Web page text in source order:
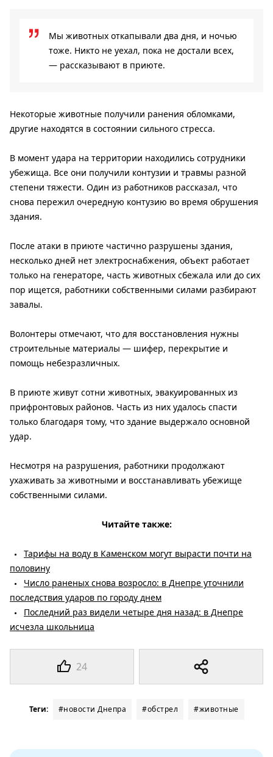
24
Мы животных откапывали два дня, и ночью
тоже. Никто не уехал, пока не достали всех,
— рассказывают в приюте.
Некоторые животные получили ранения обломками,
другие находятся в состоянии сильного стресса.
В момент удара на территории находились сотрудники
убежища. Все они получили контузии и травмы разной
степени тяжести. Один из работников рассказал, что
снова пережил очередную контузию во время обрушения
здания.
После атаки в приюте частично разрушены здания,
несколько дней нет электроснабжения, объект работает
только на генераторе, часть животных сбежала или до сих
пор ищется, работники собственными силами разбирают
завалы.
Волонтеры отмечают, что для восстановления нужны
строительные материалы — шифер, перекрытие и
помощь небезразличных.
В приюте живут сотни животных, эвакуированных из
прифронтовых районов. Часть из них удалось спасти
только благодаря тому, что здание выдержало основной
удар.
Несмотря на разрушения, работники продолжают
ухаживать за животными и восстанавливать убежище
собственными силами.
Читайте также:
Тарифы на воду в Каменском могут вырасти почти на
половину
Число раненых снова возросло: в Днепре уточнили
последствия ударов по городу днем
Последний раз видели четыре дня назад: в Днепре
исчезла школьница
Теги: #новости Днепра #обстрел #животные